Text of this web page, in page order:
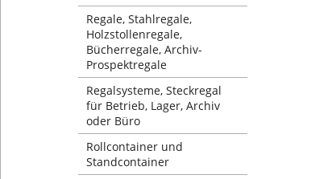
Regale, Stahlregale,
Holzstollenregale,
Bücherregale, Archiv-
Prospektregale
Regalsysteme, Steckregal
für Betrieb, Lager, Archiv
oder Büro
Rollcontainer und
Standcontainer